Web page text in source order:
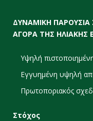
ΔΥΝΑΜΙΚΗ
ΑΓΟΡΑ ΤΗΣ ΗΛΙΑΚΗΣ
Υψηλή
Εγγυημένη υψηλή
Πρωτοποριακός
Στόχος